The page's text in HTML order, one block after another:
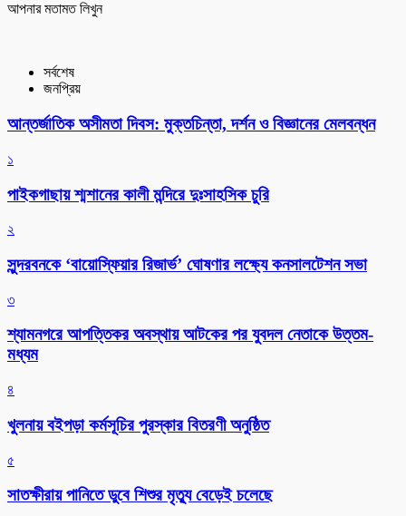
আপনার মতামত লিখুন
সর্বশেষ
জনপ্রিয়
আন্তর্জাতিক অসীমতা দিবস: মুক্তচিন্তা, দর্শন ও বিজ্ঞানের মেলবন্ধন
১
পাইকগাছায় শ্মশানের কালী মন্দিরে দুঃসাহসিক চুরি
২
সুন্দরবনকে ‘বায়োস্ফিয়ার রিজার্ভ’ ঘোষণার লক্ষ্যে কনসালটেশন সভা
৩
শ্যামনগরে আপত্তিকর অবস্থায় আটকের পর যুবদল নেতাকে উত্তম-
মধ্যম
৪
খুলনায় বইপড়া কর্মসূচির পুরস্কার বিতরণী অনুষ্ঠিত
৫
সাতক্ষীরায় পানিতে ডুবে শিশুর মৃত্যু বেড়েই চলেছে